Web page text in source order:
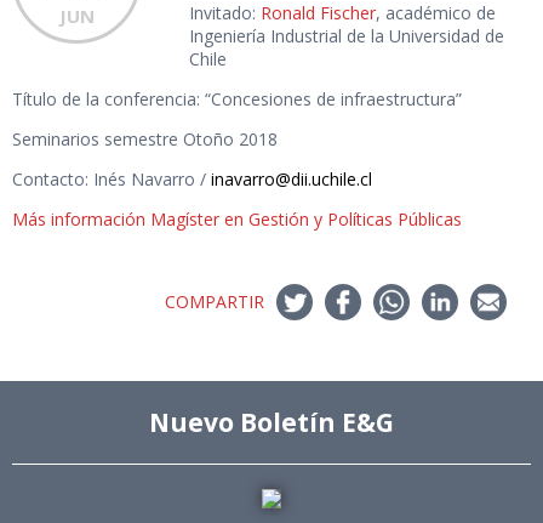
JUN
Invitado: Ronald Fischer, académico de
Ingeniería Industrial de la Universidad de
Chile
Título de la conferencia: “Concesiones de infraestructura”
Seminarios semestre Otoño 2018
Contacto: Inés Navarro / inavarro@dii.uchile.cl
Más información Magíster en Gestión y Políticas Públicas
COMPARTIR
Nuevo Boletín E&G